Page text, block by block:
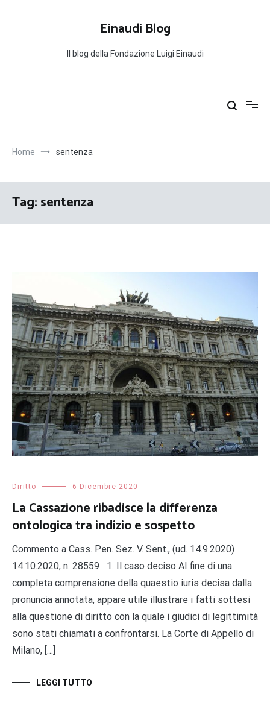
Einaudi Blog
Il blog della Fondazione Luigi Einaudi
Home sentenza
Tag:sentenza
Diritto 6 Dicembre 2020
La Cassazione ribadisce la differenza
ontologica tra indizio e sospetto
Commento a Cass. Pen. Sez. V. Sent., (ud. 14.9.2020)
14.10.2020, n. 28559 1. Il caso deciso Al fine di una
completa comprensione della quaestio iuris decisa dalla
pronuncia annotata, appare utile illustrare i fatti sottesi
alla questione di diritto con la quale i giudici di legittimità
sono stati chiamati a confrontarsi. La Corte di Appello di
Milano, […]
LEGGI TUTTO